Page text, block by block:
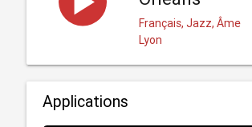
Français, Jazz, Âme
Lyon
Applications